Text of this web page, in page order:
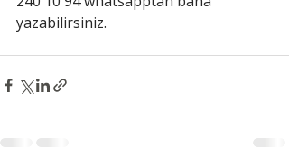
yazabilirsiniz.